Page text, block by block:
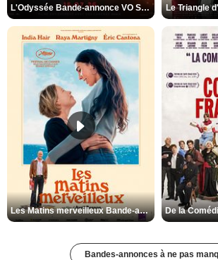
L'Odyssée Bande-annonce VO STFR Le Triangle
Les Matins merveilleux Bande-annonce VF
Bandes-annonces à ne pas